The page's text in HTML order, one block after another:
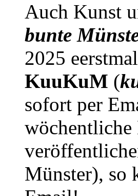
Auch Kunst
bunte
2025
KuuKuM (
sofort per
Münster), so